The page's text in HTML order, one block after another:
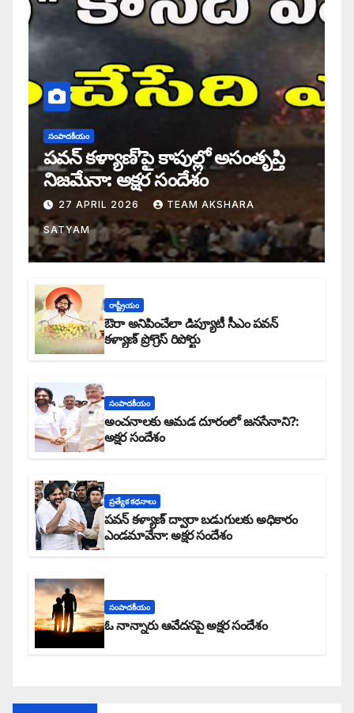
సంపాదకీయం
పవన్ కళ్యాణ్’పై కాపుల్లో అసంతృప్తి
నిజమేనా: అక్షర సందేశం
27 APRIL 2026 TEAM AKSHARA
SATYAM
రాష్ట్రీయం
ఔరా అనిపించేలా డిప్యూటీ సీఎం పవన్
కళ్యాణ్ ప్రోగ్రెస్ రిపోర్టు
సంపాదకీయం
అంచనాలకు ఆమడ దూరంలో జనసేనాని?:
అక్షర సందేశం
ప్రత్యేక కధనాలు
పవన్ కళ్యాణ్ ద్వారా బడుగులకు అధికారం
ఎండమావేనా: అక్షర సందేశం
సంపాదకీయం
ఓ నాన్నారు ఆవేదనపై అక్షర సందేశం